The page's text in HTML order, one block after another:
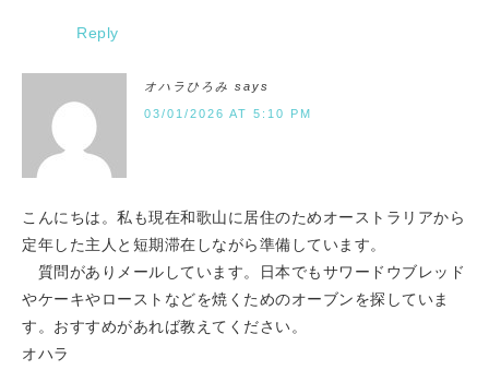
Reply
オハラひろみ says
03/01/2026 AT 5:10 PM
こんにちは。私も現在和歌山に居住のためオーストラリアから
定年した主人と短期滞在しながら準備しています。
質問がありメールしています。日本でもサワードウブレッド
やケーキやローストなどを焼くためのオーブンを探していま
す。おすすめがあれば教えてください。
オハラ